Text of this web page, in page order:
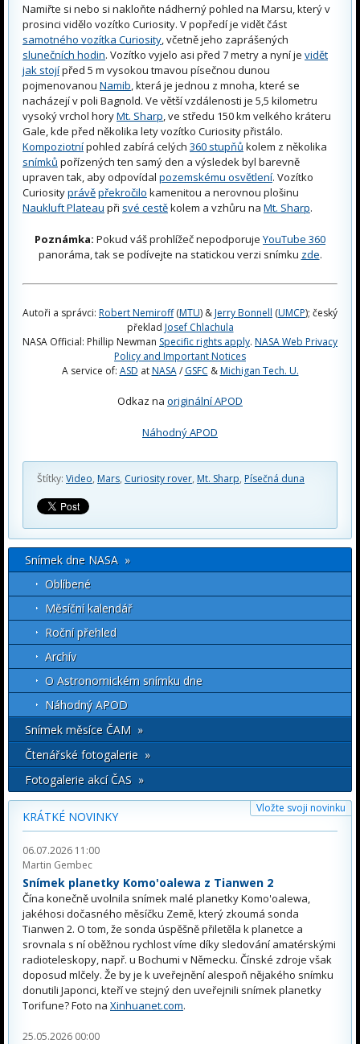
Namiřte si nebo si nakloňte nádherný pohled na Marsu, který v
prosinci vidělo vozítko Curiosity. V popředí je vidět část
samotného vozítka Curiosity, včetně jeho zaprášených
slunečních hodin. Vozítko vyjelo asi před 7 metry a nyní je vidět
jak stojípřed 5 m vysokou tmavou písečnou dunou
pojmenovanou Namib, která je jednou z mnoha, které se
nacházejí v poli Bagnold. Ve větší vzdálenosti je 5,5 kilometru
vysoký vrchol horyMt. Sharp, ve středu 150 km velkého kráteru
Gale, kde před několika lety vozítko Curiosity přistálo.
Kompoziotnípohled zabírá celých 360 stupňů kolem z několika
snímků pořízených ten samý den a výsledek byl barevně
upraven tak, aby odpovídal pozemskému osvětlení. Vozítko
Curiosityprávěpřekročilo kamenitou a nerovnou plošinu
Naukluft Plateau při své cestěkolem a vzhůru na Mt. Sharp.
Poznámka: Pokud váš prohlížeč nepodporuje YouTube 360
panoráma, tak se podívejte na statickou verzi snímku zde.
Autoři a správci: Robert Nemiroff(MTU) &Jerry Bonnell (UMCP); český
překlad Josef Chlachula
NASA Official: Phillip Newman Specific rights apply. NASA Web Privacy
Policy and Important Notices
A service of: ASD atNASA/ GSFC &Michigan Tech. U.
Odkaz na originální APOD
Náhodný APOD
Štítky: Video, Mars, Curiosity rover, Mt. Sharp, Písečná duna
Snímek dne NASA »
Oblíbené
Měsíční kalendář
Roční přehled
Archív
O Astronomickém snímku dne
Náhodný APOD
Snímek měsíce ČAM »
Čtenářské fotogalerie »
Fotogalerie akcí ČAS »
Vložte svoji novinku
KRÁTKÉ NOVINKY
06.07.2026 11:00
Martin Gembec
Snímek planetky Komo'oalewa z Tianwen 2
Čína konečně uvolnila snímek malé planetky Komo'oalewa,
jakéhosi dočasného měsíčku Země, který zkoumá sonda
Tianwen 2. O tom, že sonda úspěšně přiletěla k planetce a
srovnala s ní oběžnou rychlost víme díky sledování amatérskými
radioteleskopy, např. u Bochumi v Německu. Čínské zdroje však
doposud mlčely. Že by je k uveřejnění alespoň nějakého snímku
donutili Japonci, kteří ve stejný den uveřejnili snímek planetky
Torifune? Foto na Xinhuanet.com.
25.05.2026 00:00